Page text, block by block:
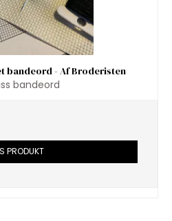
bandeord - Af Broderisten
bandeord
PRODUKT